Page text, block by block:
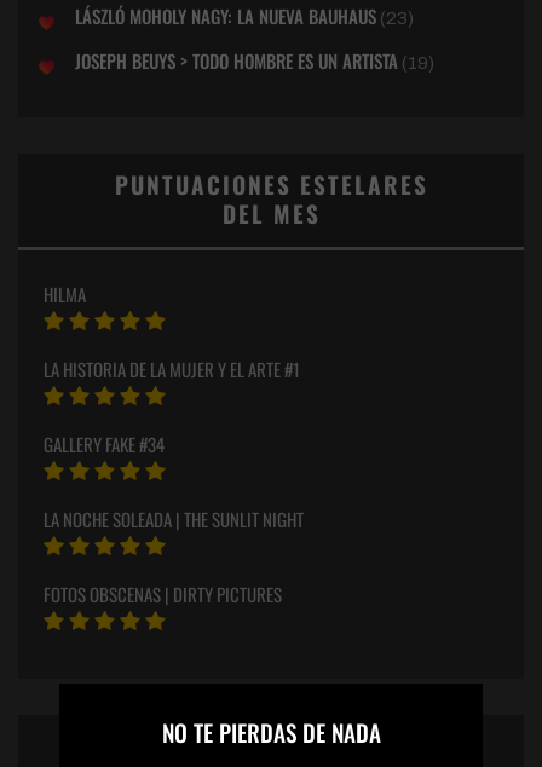
LÁSZLÓ MOHOLY NAGY: LA NUEVA BAUHAUS (23)
JOSEPH BEUYS > TODO HOMBRE ES UN ARTISTA (19)
PUNTUACIONES ESTELARES
DEL MES
HILMA
LA HISTORIA DE LA MUJER Y EL ARTE #1
GALLERY FAKE #34
LA NOCHE SOLEADA | THE SUNLIT NIGHT
FOTOS OBSCENAS | DIRTY PICTURES
CINE: TOP 5 DE LALULULA
NO TE PIERDAS DE NADA